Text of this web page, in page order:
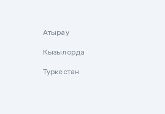
Атырау
Кызылорда
Туркестан